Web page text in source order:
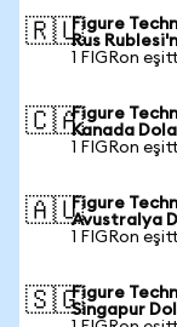
🇷🇺Figure
Rus
1 FIGRon
🇨🇦Figure
Kanada
1 FIGRon
🇦🇺Figure
Avustralya
1 FIGRon
🇸🇬Figure
Singapur